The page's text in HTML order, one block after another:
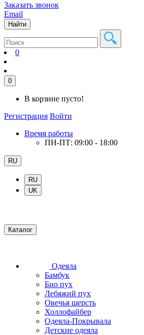
Заказать звонок
Email
Найти
0
0
В корзине пусто!
Регистрация Войти
Время работы
ПН-ПТ: 09:00 - 18:00
RU
RU
UK
Каталог
Одеяла
Бамбук
Био пух
Лебяжий пух
Овечья шерсть
Холлофайбер
Одеяла-Покрывала
Детские одеяла